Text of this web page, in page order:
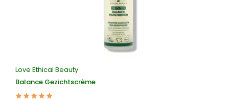
Love Ethical Beauty
Balance Gezichtscrème